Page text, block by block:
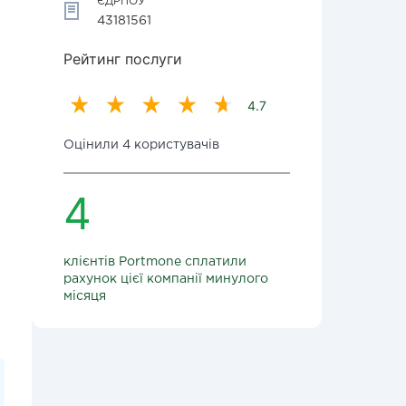
43181561
Рейтинг послуги
4.7
Оцінили 4 користувачів
4
клієнтів Portmone сплатили
рахунок цієї компанії минулого
місяця